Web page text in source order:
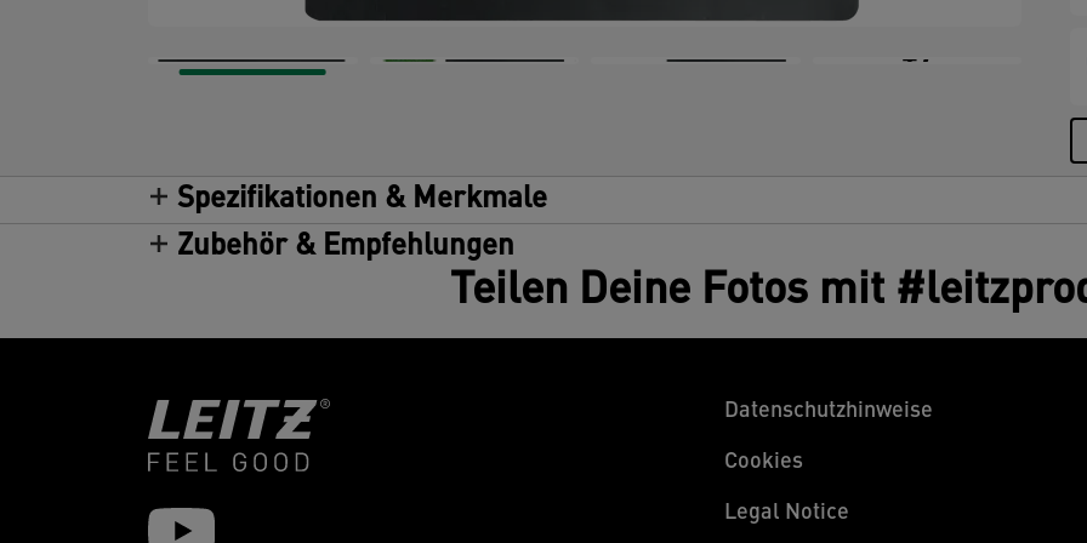
+7
Spezifikationen & Merkmale
Zubehör & Empfehlungen
Teilen Deine Fotos mit
Datenschutzhinweise
Cookies
Legal Notice